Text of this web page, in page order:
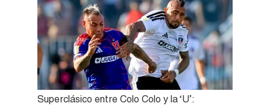
Superclásico entre Colo Colo y la ‘U’: